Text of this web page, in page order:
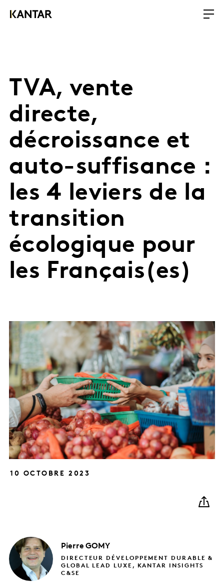
TVA, vente
directe,
décroissance et
auto-suffisance :
les 4 leviers de la
transition
écologique pour
les Français(es)
10 OCTOBRE 2023
Pierre GOMY
DIRECTEUR DÉVELOPPEMENT DURABLE &
GLOBAL LEAD LUXE, KANTAR INSIGHTS
C&SE